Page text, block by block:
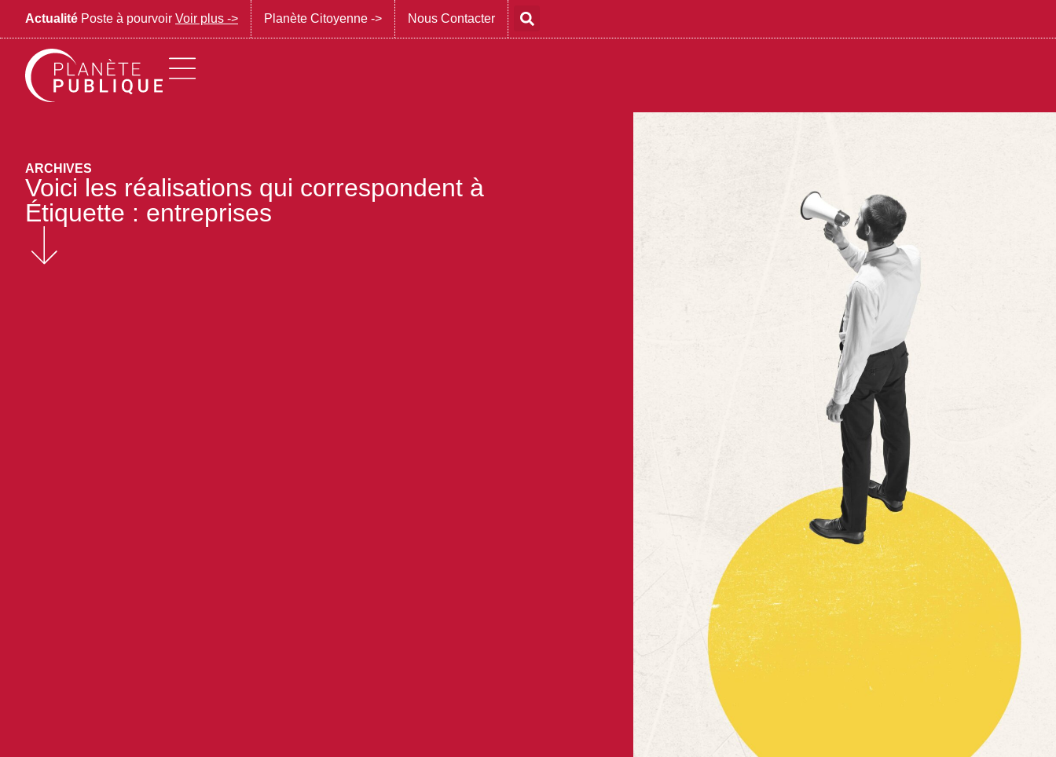
Planète Citoyenne -> Nous Contacter
Actualité Poste à pourvoir Voir plus ->
ARCHIVES
Voici les réalisations qui correspondent à
Étiquette : entreprises